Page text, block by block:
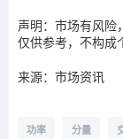
声明：市场有风险
仅供参考，不构成
来源：市场资讯
功率 分量